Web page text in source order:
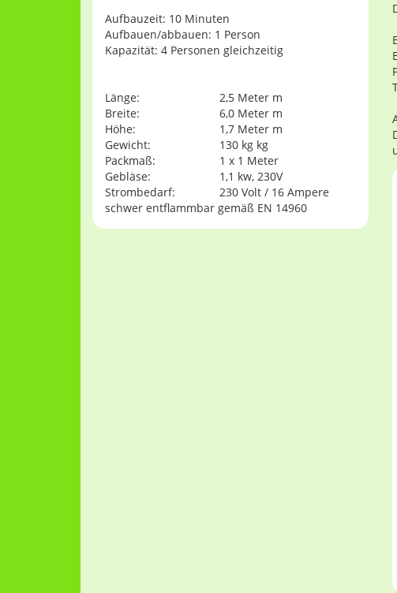
Aufbauzeit: 10 Minuten
Aufbauen/abbauen: 1 Person
Kapazität: 4 Personen gleichzeitig
Länge:
2,5 Meter m
Breite:
6,0 Meter m
Höhe:
1,7 Meter m
Gewicht:
130 kg kg
Packmaß:
1 x 1 Meter
Gebläse:
1,1 kw, 230V
Strombedarf:
230 Volt / 16 Ampere
schwer entflammbar gemäß EN 14960